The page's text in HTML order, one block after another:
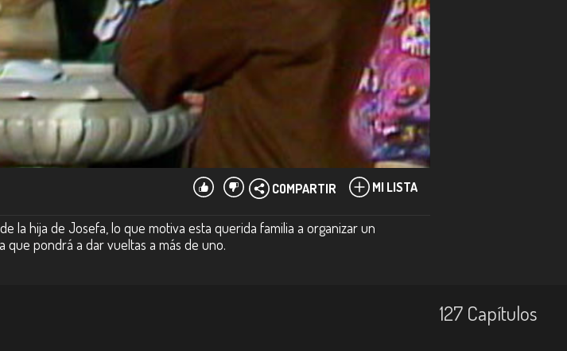
MI LISTA
COMPARTIR
la hija de Josefa, lo que motiva esta querida familia a organizar un
que pondrá a dar vueltas a más de uno.
127 Capí­tulos